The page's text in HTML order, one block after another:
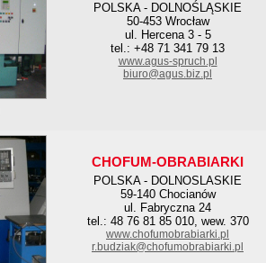
POLSKA - DOLNOŚLĄSKIE
50-453 Wrocław
ul. Hercena 3 - 5
tel.: +48 71 341 79 13
www.agus-spruch.pl
biuro@agus.biz.pl
CHOFUM-OBRABIARKI
POLSKA - DOLNOSLASKIE
59-140 Chocianów
ul. Fabryczna 24
tel.: 48 76 81 85 010, wew. 370
www.chofumobrabiarki.pl
r.budziak@chofumobrabiarki.pl